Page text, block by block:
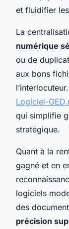
et fluidifier
La
numérique
ou de
aux bons
Logiciel-
qui simplifie
stratégique.
Quant à la
gagné et en
logiciels
des
précision